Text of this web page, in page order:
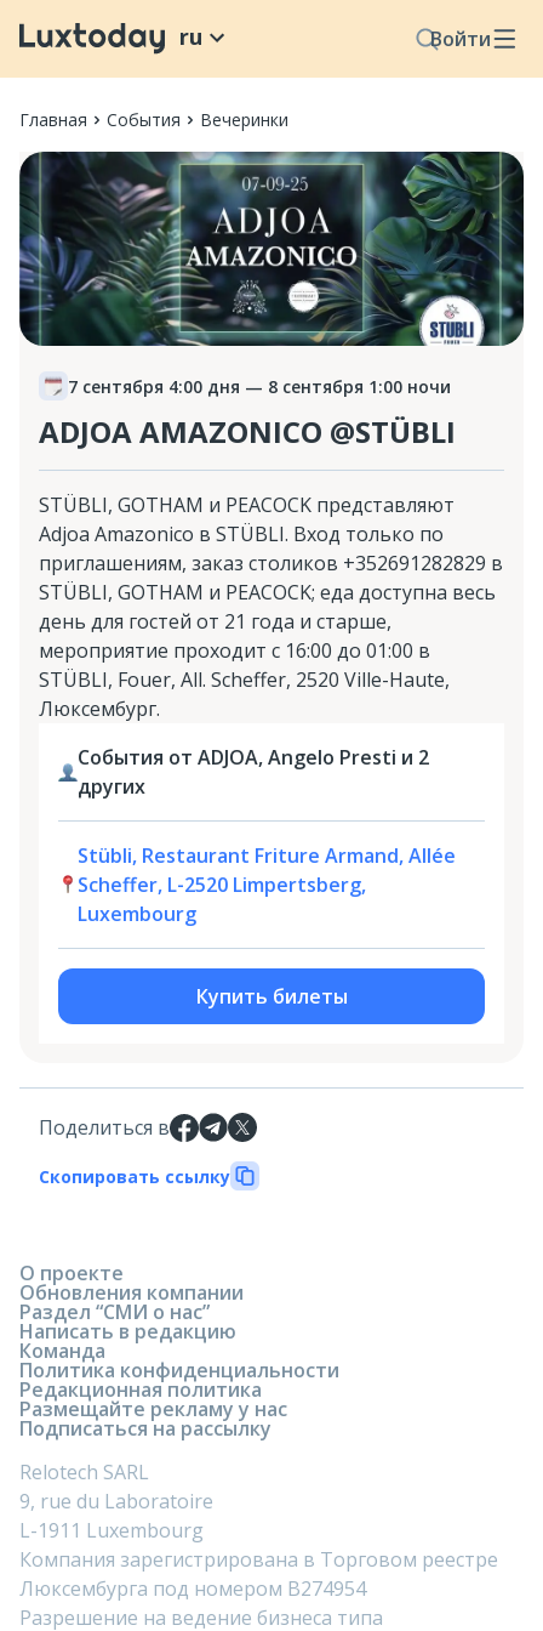
Войти
ru
Главная События Вечеринки
7 сентября 4:00 дня — 8 сентября 1:00 ночи
ADJOA AMAZONICO @STÜBLI
STÜBLI, GOTHAM и PEACOCK представляют
Adjoa Amazonico в STÜBLI. Вход только по
приглашениям, заказ столиков +352691282829 в
STÜBLI, GOTHAM и PEACOCK; еда доступна весь
день для гостей от 21 года и старше,
мероприятие проходит с 16:00 до 01:00 в
STÜBLI, Fouer, All. Scheffer, 2520 Ville-Haute,
Люксембург.
События от ADJOA, Angelo Presti и 2
других
Stübli, Restaurant Friture Armand, Allée
Scheffer, L-2520 Limpertsberg,
Luxembourg
Купить билеты
Поделиться в
Скопировать ссылку
О проекте
Обновления компании
Раздел “СМИ о нас”
Написать в редакцию
Команда
Политика конфиденциальности
Редакционная политика
Размещайте рекламу у нас
Подписаться на рассылку
Relotech SARL
9, rue du Laboratoire
L-1911 Luxembourg
Компания зарегистрирована в Торговом реестре
Люксембурга под номером B274954
Разрешение на ведение бизнеса типа